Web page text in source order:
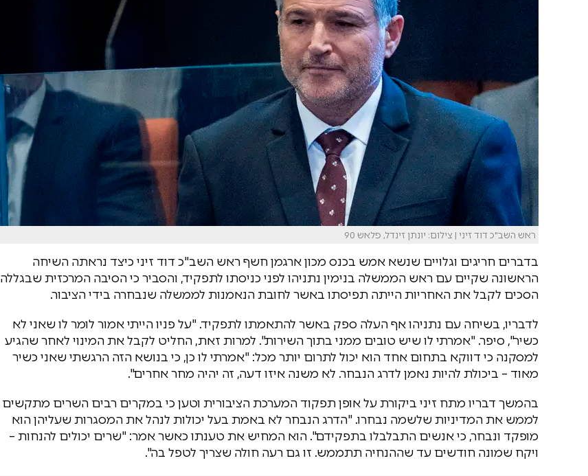
ראש השב"כ דוד זיני | צילום: יונתן זינדל, פלאש 90
בדברים חריגים וגלויים שנשא אמש בכנס מכון ארגמן חשף ראש השב"כ דוד זיני כיצד נראתה השיחה
הראשונה שקיים עם ראש הממשלה בנימין נתניהו לפני כניסתו לתפקיד, והסביר כי הסיבה המרכזית שבגללה
הסכים לקבל את האחריות הייתה תפיסתו באשר לחובת הנאמנות לממשלה שנבחרה בידי הציבור.
לדבריו, בשיחה עם נתניהו אף העלה ספק באשר להתאמתו לתפקיד. "על פניו הייתי אמור לומר לו שאני לא
כשיר", סיפר. "אמרתי לו שיש טובים ממני בתוך השירות". למרות זאת, החליט לקבל את המינוי לאחר שהגיע
למסקנה כי דווקא בתחום אחד הוא יכול לתרום יותר מכל: "אמרתי לו כן, כי בנושא הזה הרגשתי שאני כשיר
מאוד – ביכולת להיות נאמן לדרג הנבחר. לא משנה איזו דעה, זה יהיה מחר אחרים".
בהמשך דבריו מתח זיני ביקורת על אופן תפקוד המערכת הציבורית וטען כי במקרים רבים השרים מתקשים
לממש את המדיניות שלשמה נבחרו. "הדרג הנבחר לא באמת בעל יכולות לנהל את המסגרות שעליהן הוא
מופקד ונבחר, כי אנשים התבלבלו בתפקידם". הוא המחיש את טענתו כאשר אמר: "שרים יכולים להנחות –
ויקח שמונה חודשים עד שההנחיה תתממש. זו גם רעה חולה שצריך לטפל בה".